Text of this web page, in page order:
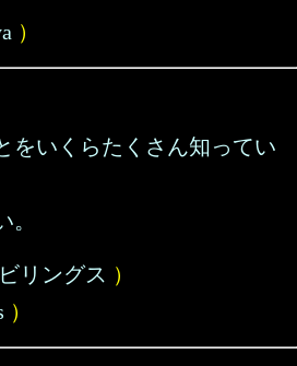
）
をいくらたくさん知ってい
リングス ）
）